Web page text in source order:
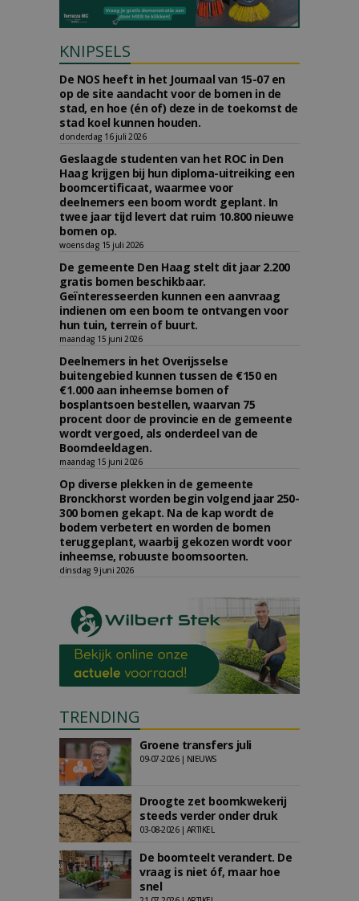
KNIPSELS
De NOS heeft in het Journaal van 15-07 en
op de site aandacht voor de bomen in de
stad, en hoe (én of) deze in de toekomst de
stad koel kunnen houden.
donderdag 16 juli 2026
Geslaagde studenten van het ROC in Den
Haag krijgen bij hun diploma-uitreiking een
boomcertificaat, waarmee voor
deelnemers een boom wordt geplant. In
twee jaar tijd levert dat ruim 10.800 nieuwe
bomen op.
woensdag 15 juli 2026
De gemeente Den Haag stelt dit jaar 2.200
gratis bomen beschikbaar.
Geïnteresseerden kunnen een aanvraag
indienen om een boom te ontvangen voor
hun tuin, terrein of buurt.
maandag 15 juni 2026
Deelnemers in het Overijsselse
buitengebied kunnen tussen de €150 en
€1.000 aan inheemse bomen of
bosplantsoen bestellen, waarvan 75
procent door de provincie en de gemeente
wordt vergoed, als onderdeel van de
Boomdeeldagen.
maandag 15 juni 2026
Op diverse plekken in de gemeente
Bronckhorst worden begin volgend jaar 250-
300 bomen gekapt. Na de kap wordt de
bodem verbetert en worden de bomen
teruggeplant, waarbij gekozen wordt voor
inheemse, robuuste boomsoorten.
dinsdag 9 juni 2026
TRENDING
Groene transfers juli
09-07-2026 | NIEUWS
Droogte zet boomkwekerij
steeds verder onder druk
03-08-2026 | ARTIKEL
De boomteelt verandert. De
vraag is niet óf, maar hoe
snel